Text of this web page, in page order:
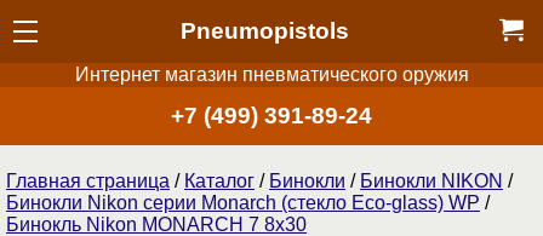
Pneumopistols
Интернет магазин пневматического оружия
+7 (499) 391-89-24
Главная страница / Каталог / Бинокли / Бинокли NIKON /
Бинокли Nikon серии Monarch (стекло Eco-glass) WP /
Бинокль Nikon MONARCH 7 8x30